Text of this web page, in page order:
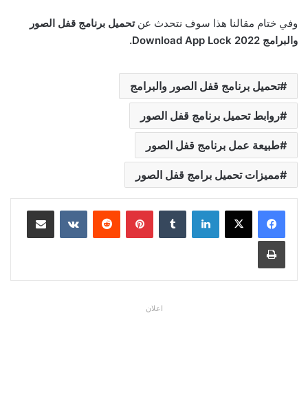
وفي ختام مقالنا هذا سوف نتحدث عنتحميل برنامج قفل الصور
والبرامج Download App Lock 2022
.
تحميل برنامج قفل الصور والبرامج
روابط تحميل برنامج قفل الصور
طبيعة عمل برنامج قفل الصور
مميزات تحميل برامج قفل الصور
لينكدإن بينتيريست مشاركة عبر البريد
طباعة
اعلان